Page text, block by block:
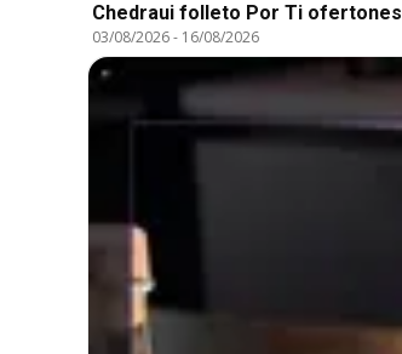
Chedraui folleto Por Ti ofertones
03/08/2026- 16/08/2026